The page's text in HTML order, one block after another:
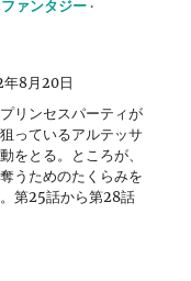
ファンタジー
8月20日
リンセスパーティが
っているアルテッサ
をとる。ところが、
うためのたくらみを
第25話から第28話